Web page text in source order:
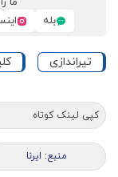
بله
تیراندازی
کپی لینک کوتاه
منبع: ایرنا